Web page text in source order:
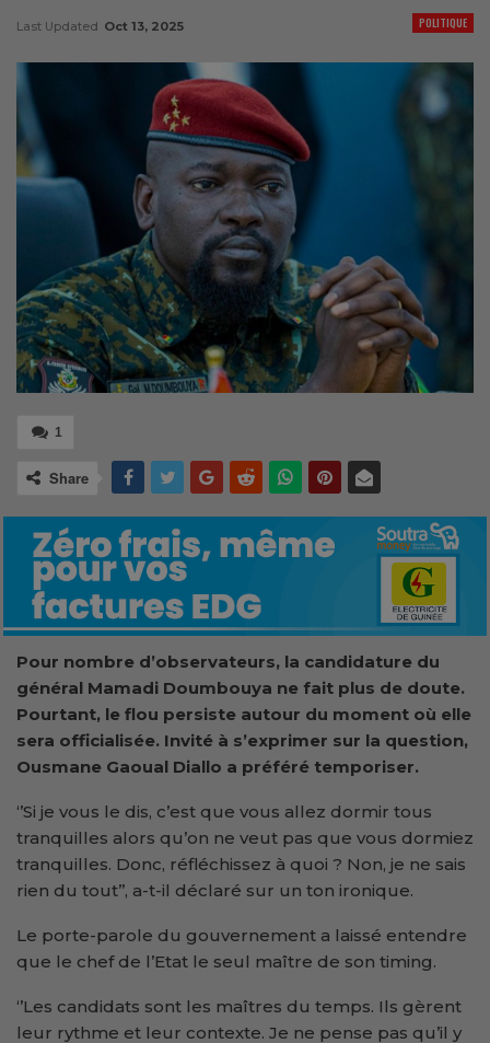
POLITIQUE
Last Updated Oct 13, 2025
1
Share
Pour nombre d’observateurs, la candidature du
général Mamadi Doumbouya ne fait plus de doute.
Pourtant, le flou persiste autour du moment où elle
sera officialisée. Invité à s’exprimer sur la question,
Ousmane Gaoual Diallo a préféré temporiser.
‘’Si je vous le dis, c’est que vous allez dormir tous
tranquilles alors qu’on ne veut pas que vous dormiez
tranquilles. Donc, réfléchissez à quoi ? Non, je ne sais
rien du tout’’, a-t-il déclaré sur un ton ironique.
Le porte-parole du gouvernement a laissé entendre
que le chef de l’Etat le seul maître de son timing.
‘’Les candidats sont les maîtres du temps. Ils gèrent
leur rythme et leur contexte. Je ne pense pas qu’il y